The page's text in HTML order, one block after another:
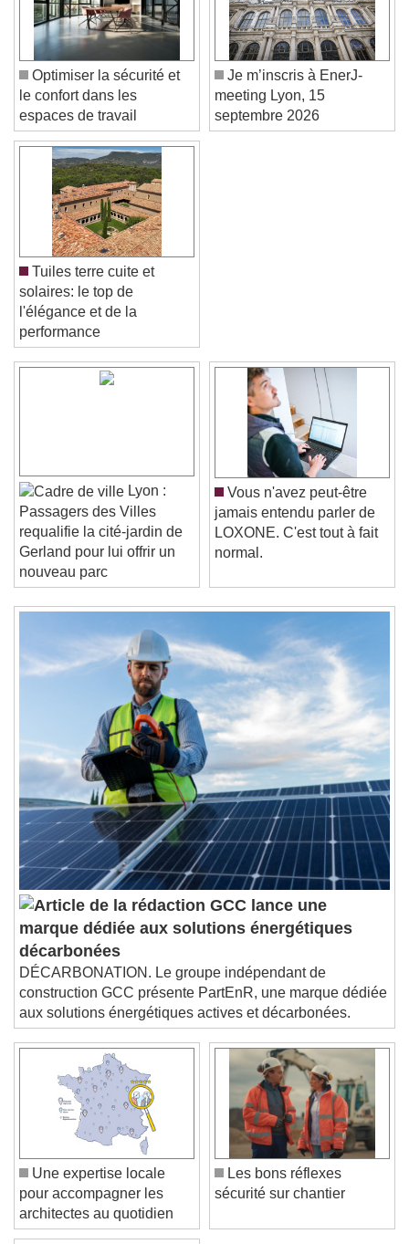
Skip Forward
Current Time
/
Duration-:-
Loaded:0%
Stream Type
Seek to live, currently behind liveLIVE
Remaining Time-0:00
Playback Rate
Chapters
Chapters
Descriptions
descriptions off, selected
Subtitles
subtitles settings, opens subtitles
settings dialog
subtitles off, selected
Audio Track
Picture-in-Picture
Fullscreen
This is a modal window.
Beginning of dialog window. Escape will cancel
and close the window.
Text
Color Opacity
Text Background
Color
Caption Area Background
Color
Font Size
Optimiser la sécurité et
le confort dans les
espaces de travail
Je m’inscris à EnerJ-
meeting Lyon, 15
septembre 2026
Tuiles terre cuite et
solaires: le top de
l'élégance et de la
performance
Lyon :
Passagers des Villes
requalifie la cité-jardin de
Gerland pour lui offrir un
nouveau parc
Vous n'avez peut-être
jamais entendu parler de
LOXONE. C'est tout à fait
normal.
GCC lance une
marque dédiée aux solutions énergétiques
décarbonées
DÉCARBONATION. Le groupe indépendant de
construction GCC présente PartEnR, une marque dédiée
aux solutions énergétiques actives et décarbonées.
Une expertise locale
pour accompagner les
architectes au quotidien
Les bons réflexes
sécurité sur chantier